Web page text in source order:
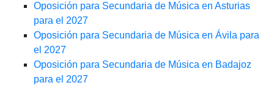
Oposición para Secundaria de Música en Asturias
para el 2027
Oposición para Secundaria de Música en Ávila para
el 2027
Oposición para Secundaria de Música en Badajoz
para el 2027